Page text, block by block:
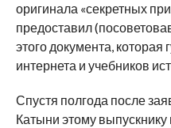
оригинала «секретных
предоставил
этого документа, которая
интернета и учебников
Спустя полгода после
Катыни этому